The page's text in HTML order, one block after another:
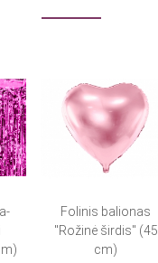
Folinis balionas
"Rožinė širdis" (45
cm)